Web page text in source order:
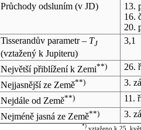
Průchody odsluním (v JD) 13.
16.
20.
Tisserandův parametr – TJ
(vztažený k Jupiteru)
3,1
Největší přiblížení k Zemi**) 26.
Nejjasnější ze Země**) 3.
Nejdále od Země**) 11.
Nejméně jasná ze Země**) 3.
*)vztaženo k 25.